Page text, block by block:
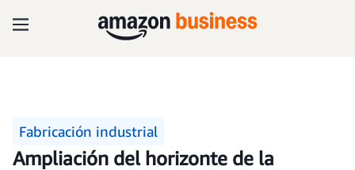
Fabricación industrial
Ampliación del horizonte de la